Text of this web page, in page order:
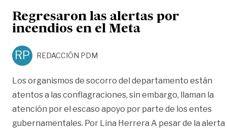
Regresaron las alertas por
incendios en el Meta
RP REDACCIÓN PDM
Los organismos de socorro del departamento están
atentos a las conflagraciones, sin embargo, llaman la
atención por el escaso apoyo por parte de los entes
gubernamentales. Por Lina Herrera A pesar de la alerta